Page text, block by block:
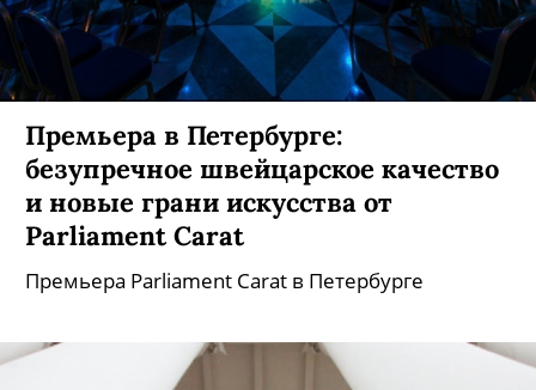
Премьера в Петербурге:
безупречное швейцарское качество
и новые грани искусства от
Parliament Carat
Премьера Parliament Carat в Петербурге